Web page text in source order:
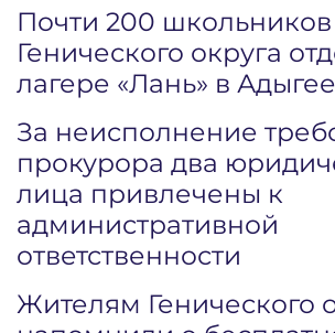
Почти 200 школьников
Генического округа
лагере «Лань» в Адыгее
За неисполнение
прокурора два
лица привлечены к
административной
ответственности
Жителям Генического